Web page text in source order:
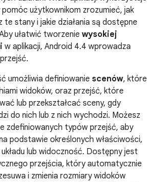
użytkownikom zrozumieć, jak
stany i jakie działania są dostępne
ułatwić tworzenie wysokiej
w aplikacji, Android 4.4 wprowadza
umożliwia definiowanie scenów, które
widoków, oraz przejść, które
lub przekształcać sceny, gdy
do nich lub z nich wychodzi. Możesz
zdefiniowanych typów przejść, aby
podstawie określonych właściwości,
lub widoczność. Dostępny jest
przejścia, który automatycznie
i zmienia rozmiary widoków